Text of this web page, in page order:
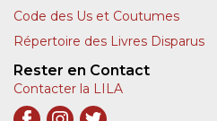
Code des Us et Coutumes
Répertoire des Livres Disparus
Rester en Contact
Contacter la LILA